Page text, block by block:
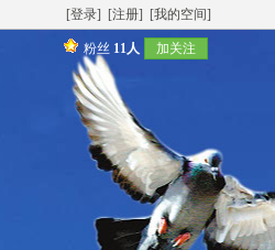
[登录] [注册] [我的空间]
粉丝 11人 加关注